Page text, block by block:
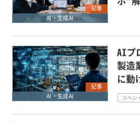
記事
AI・生成AI
記事
AI・生成AI
AIプ
製造
に動